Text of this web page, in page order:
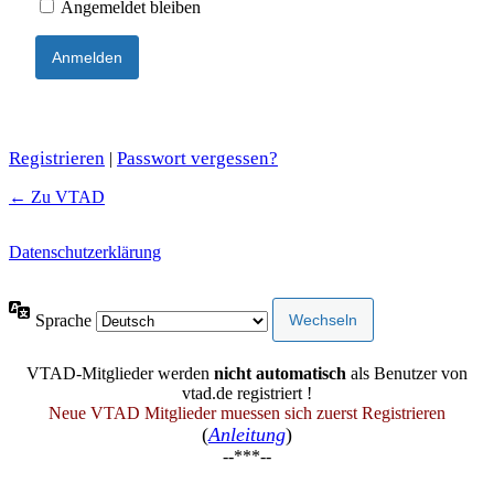
Angemeldet bleiben
Registrieren | Passwort vergessen?
← Zu VTAD
Datenschutzerklärung
Sprache
VTAD-Mitglieder werden nicht automatisch als Benutzer von
vtad.de registriert !
Neue VTAD Mitglieder muessen sich zuerst Registrieren
(Anleitung)
--***--